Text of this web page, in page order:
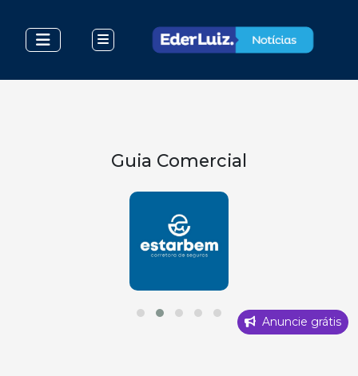
Guia Comercial
Anuncie grátis